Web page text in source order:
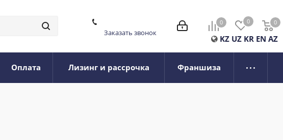
0 0 0
0
KZ UZ KR EN AZ
Заказать звонок
Оплата Лизинг и рассрочка Франшиза